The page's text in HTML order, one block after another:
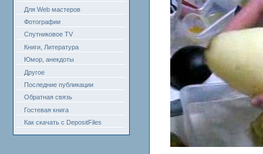
Для Web мастеров
Фотографии
Спутниковое TV
Книги, Литература
Юмор, анекдоты
Другое
Последние публикации
Обратная связь
Гостевая книга
Как скачать с DepositFiles